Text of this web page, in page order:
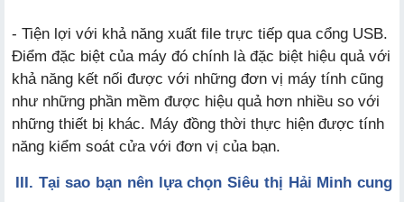
- Tiện lợi với khả năng xuất file trực tiếp qua cổng USB.
Điểm đặc biệt của máy đó chính là đặc biệt hiệu quả với
khả năng kết nối được với những đơn vị máy tính cũng
như những phần mềm được hiệu quả hơn nhiều so với
những thiết bị khác. Máy đồng thời thực hiện được tính
năng kiểm soát cửa với đơn vị của bạn.
III. Tại sao bạn nên lựa chọn Siêu thị Hải Minh cung